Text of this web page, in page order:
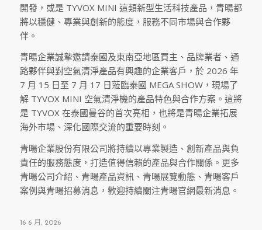
開發，或是 TYVOX MINI 這類新型生活科技產品，青暘都
將以穩健、專業與創新的態度，服務不同市場與合作夥
伴。
青暘企業誠摯邀請泰國及東南亞地區買主、品牌業者、通
路夥伴與對空氣清淨產品有興趣的企業客戶，於 2026 年
7 月 15 日至 7 月 17 日蒞臨泰國 MEGA SHOW，現場了
解 TYVOX MINI 空氣清淨機的產品特色與合作方案。這將
是 TYVOX 在泰國曼谷的首次亮相，也將是青暘企業拓展
海外市場、深化國際交流的重要時刻。
青暘企業股份有限公司將持續以專業製造、創新產品與負
責任的服務態度，打造值得信賴的產品與合作關係。更多
青暘公司介紹、青暘產品資訊、青暘展覽動態、青暘客戶
案例與青暘招募消息，歡迎持續關注青暘官網最新消息。
16 6 月, 2026